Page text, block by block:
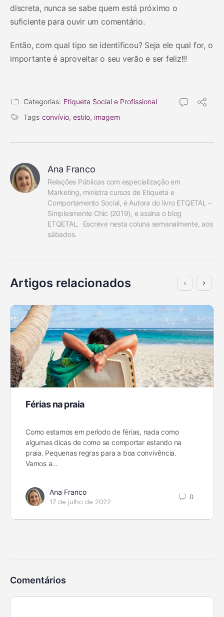
discreta, nunca se sabe quem está próximo o
suficiente para ouvir um comentário.
Então, com qual tipo se identificou? Seja ele qual for, o
importante é aproveitar o seu verão e ser feliz!!!
Categorias: Etiqueta Social e Profissional
Tags convívio, estilo, imagem
Ana Franco
Relações Públicas com especialização em
Marketing, ministra cursos de Etiqueta e
Comportamento Social, é Autora do livro ETQETAL –
Simplesmente Chic (2019), e assina o blog
ETQETAL.  Escreve nesta coluna semanalmente, aos
sábados.
Artigos relacionados
Férias na praia
Como estamos em período de férias, nada como
algumas dicas de como se comportar estando na
praia. Pequenas regras para a boa convivência.
Vamos a…
Ana Franco
17 de julho de 2022
0
Comentários